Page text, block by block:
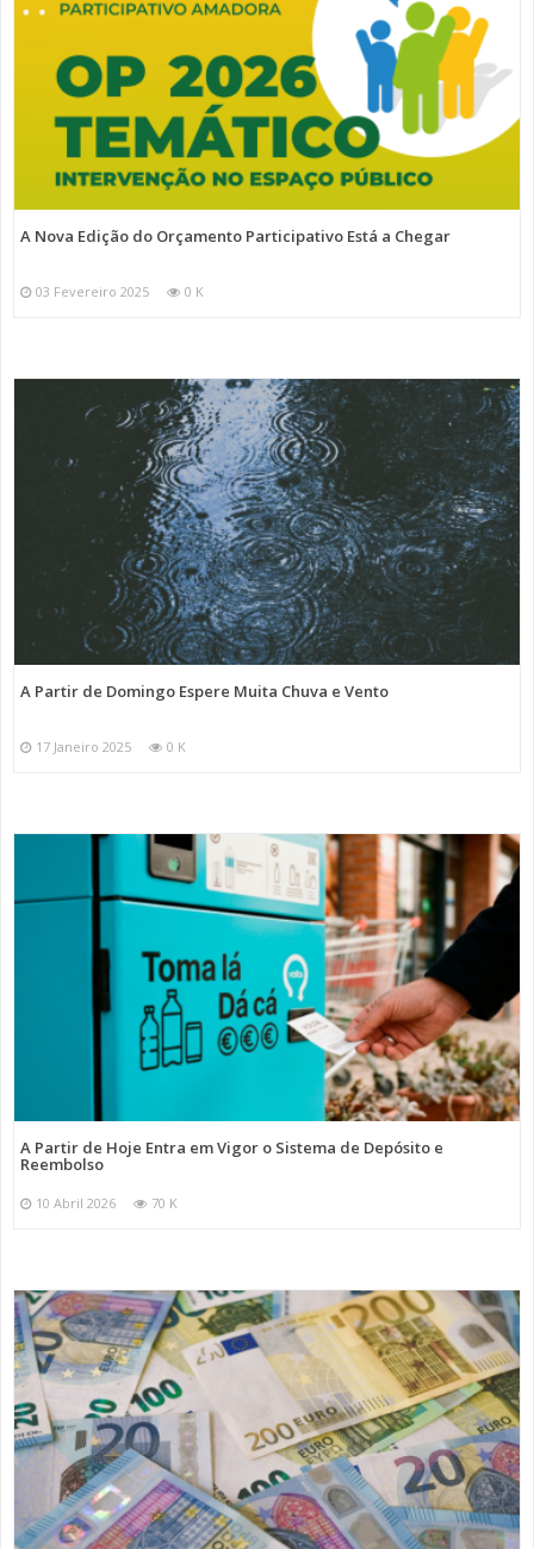
A Nova Edição do Orçamento Participativo Está a Chegar
03 Fevereiro 2025 0 K
A Partir de Domingo Espere Muita Chuva e Vento
17 Janeiro 2025 0 K
A Partir de Hoje Entra em Vigor o Sistema de Depósito e
Reembolso
10 Abril 2026 70 K